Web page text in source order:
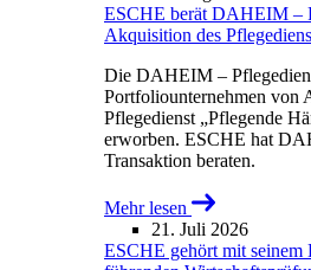
ESCHE berät DAHEIM –
Akquisition des
Die DAHEIM –
Portfoliounternehmen von
Pflegedienst „Pflegende
erworben. ESCHE hat
Transaktion beraten.
Mehr lesen
21. Juli 2026
ESCHE gehört mit